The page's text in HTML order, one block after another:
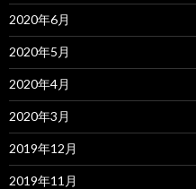
2020年6月
2020年5月
2020年4月
2020年3月
2019年12月
2019年11月